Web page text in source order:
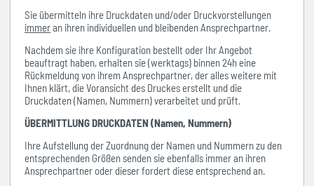
Sie übermitteln ihre Druckdaten und/oder Druckvorstellungen
immeran ihren individuellen und bleibenden Ansprechpartner.
Nachdem sie ihre Konfiguration bestellt oder Ihr Angebot
beauftragt haben, erhalten sie (werktags) binnen 24h eine
Rückmeldung von ihrem Ansprechpartner, der alles weitere mit
Ihnen klärt, die Voransicht des Druckes erstellt und die
Druckdaten (Namen, Nummern) verarbeitet und prüft.
ÜBERMITTLUNG DRUCKDATEN (Namen, Nummern)
Ihre Aufstellung der Zuordnung der Namen und Nummern zu den
entsprechenden Größen senden sie ebenfalls immer an ihren
Ansprechpartner oder dieser fordert diese entsprechend an.